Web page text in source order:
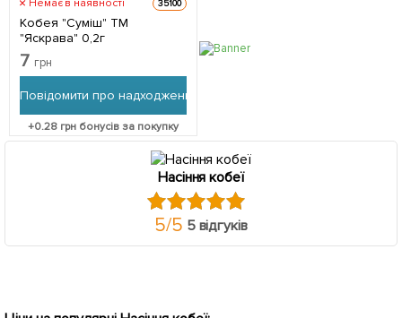
Немає в наявності 35100
Кобея "Суміш" ТМ
"Яскрава" 0,2г
7 грн
Повідомити про надходження
+0.28 грн бонусів за покупку
Насіння кобеї
5/5 5 відгуків